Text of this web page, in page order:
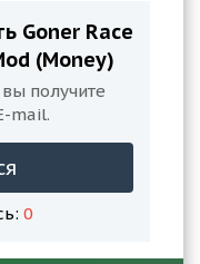
Goner Race
(Money)
получите
mail.
0